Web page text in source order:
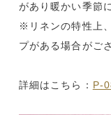
があり暖かい季節
※リネンの特性上
プがある場合がご
詳細はこちら： P-